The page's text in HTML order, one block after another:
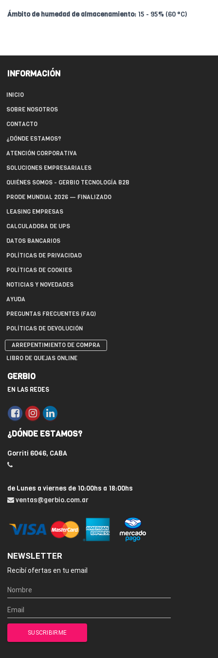
Ámbito de humedad de almacenamiento: 15 - 95% (60 °C)
INFORMACIÓN
INICIO
SOBRE NOSOTROS
CONTACTO
¿DÓNDE ESTAMOS?
ATENCIÓN CORPORATIVA
SOLUCIONES EMPRESARIALES
QUIÉNES SOMOS - GERBIO TECNOLOGÍA B2B
PRODE MUNDIAL 2026 — FINALIZADO
LEASING EMPRESAS
CALCULADORA DE UPS
DATOS BANCARIOS
POLÍTICAS DE PRIVACIDAD
POLÍTICAS DE COOKIES
NOTICIAS Y NOVEDADES
AYUDA
PREGUNTAS FRECUENTES (FAQ)
POLÍTICAS DE DEVOLUCIÓN
ARREPENTIMIENTO DE COMPRA
LIBRO DE QUEJAS ONLINE
GERBIO
EN LAS REDES
¿DÓNDE ESTAMOS?
Gorriti 6046, CABA
de Lunes a viernes de 10:00hs a 18:00hs
ventas@gerbio.com.ar
NEWSLETTER
Recibí ofertas en tu email